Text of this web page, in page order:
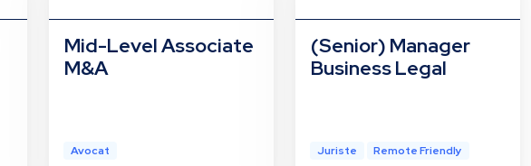
Mid-Level Associate
M&A
Avocat
(Senior) Manager
Business Legal
Juriste Remote Friendly